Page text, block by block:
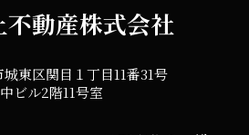
不動産株式会社
東区関目１丁目11番31号
ビル2階11号室